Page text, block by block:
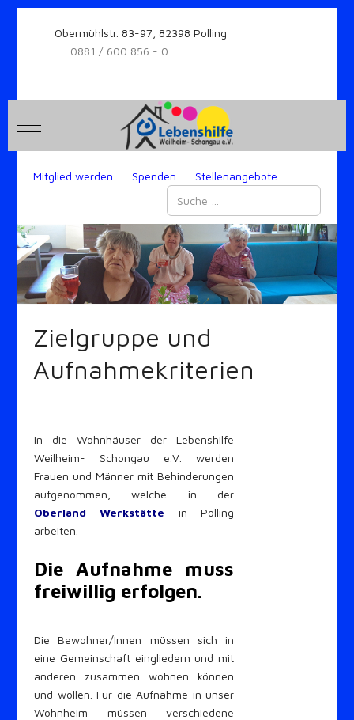
Obermühlstr. 83-97, 82398 Polling
0881 / 600 856 - 0
Mobile Menu Toggle
Mitglied werden Spenden
Stellenangebote
Zielgruppe und
Aufnahmekriterien
In die Wohnhäuser der Lebenshilfe
Weilheim- Schongau e.V. werden
Frauen und Männer mit Behinderungen
aufgenommen, welche in der
Oberland Werkstätte in Polling
arbeiten.
Die Aufnahme muss
freiwillig erfolgen.
Die Bewohner/Innen müssen sich in
eine Gemeinschaft eingliedern und mit
anderen zusammen wohnen können
und wollen. Für die Aufnahme in unser
Wohnheim müssen verschiedene